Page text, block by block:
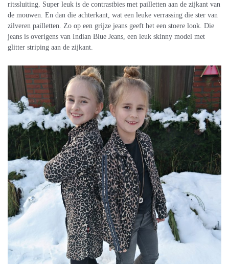
ritssluiting. Super leuk is de contrastbies met pailletten aan de zijkant van
de mouwen. En dan die achterkant, wat een leuke verrassing die ster van
zilveren pailletten. Zo op een grijze jeans geeft het een stoere look. Die
jeans is overigens van Indian Blue Jeans, een leuk skinny model met
glitter striping aan de zijkant.